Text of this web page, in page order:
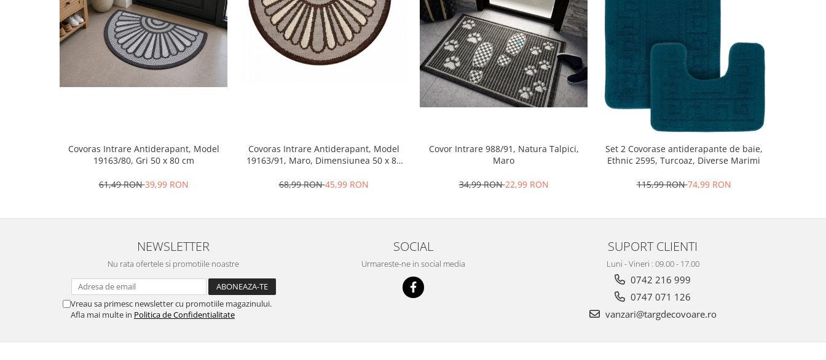
Covoras Intrare Antiderapant, Model
19163/80, Gri 50 x 80 cm
61,49 RON39,99 RON
Covoras Intrare Antiderapant, Model
19163/91, Maro, Dimensiunea 50 x 80
68,99 RON45,99 RON
Covor Intrare 988/91, Natura Talpici,
Maro
34,99 RON22,99 RON
Set 2 Covorase antiderapante de baie,
Ethnic 2595, Turcoaz, Diverse Marimi
115,99 RON74,99 RON
NEWSLETTER
Nu rata ofertele si promotiile noastre
Vreau sa primesc newsletter cu promotiile magazinului.
Afla mai multe in Politica de Confidentialitate
SOCIAL
Urmareste-ne in social media
SUPORT CLIENTI
Luni - Vineri : 09.00 - 17.00
0742 216 999
0747 071 126
vanzari@targdecovoare.ro